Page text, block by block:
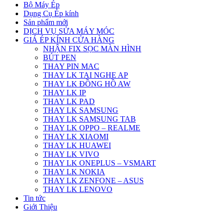
Bộ Máy Ép
Dụng Cụ Ép kính
Sản phẩm mới
DỊCH VỤ SỬA MÁY MÓC
GIÁ ÉP KÍNH CỬA HÀNG
NHẬN FIX SỌC MÀN HÌNH
BÚT PEN
THAY PIN MAC
THAY LK TAI NGHE AP
THAY LK ĐỒNG HỒ AW
THAY LK IP
THAY LK PAD
THAY LK SAMSUNG
THAY LK SAMSUNG TAB
THAY LK OPPO – REALME
THAY LK XIAOMI
THAY LK HUAWEI
THAY LK VIVO
THAY LK ONEPLUS – VSMART
THAY LK NOKIA
THAY LK ZENFONE – ASUS
THAY LK LENOVO
Tin tức
Giới Thiệu